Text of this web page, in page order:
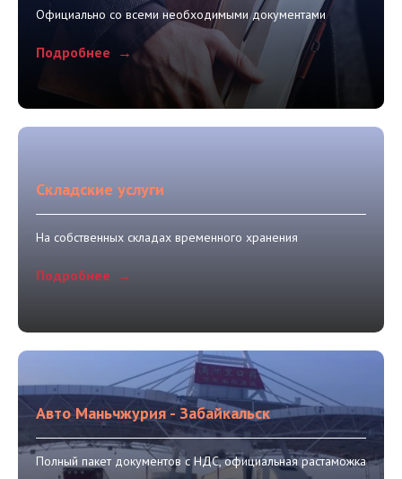
Официально со всеми необходимыми документами
Подробнее
Складские услуги
На собственных складах временного хранения
Подробнее
Авто Маньчжурия - Забайкальск
Полный пакет документов с НДС, официальная растаможка